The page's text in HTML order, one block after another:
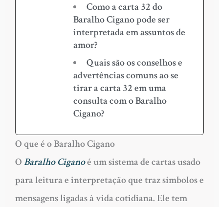
Como a carta 32 do
Baralho Cigano pode ser
interpretada em assuntos de
amor?
Quais são os conselhos e
advertências comuns ao se
tirar a carta 32 em uma
consulta com o Baralho
Cigano?
O que é o Baralho Cigano
OBaralho Ciganoé um sistema de cartas usado
para leitura e interpretação que traz símbolos e
mensagens ligadas à vida cotidiana. Ele tem